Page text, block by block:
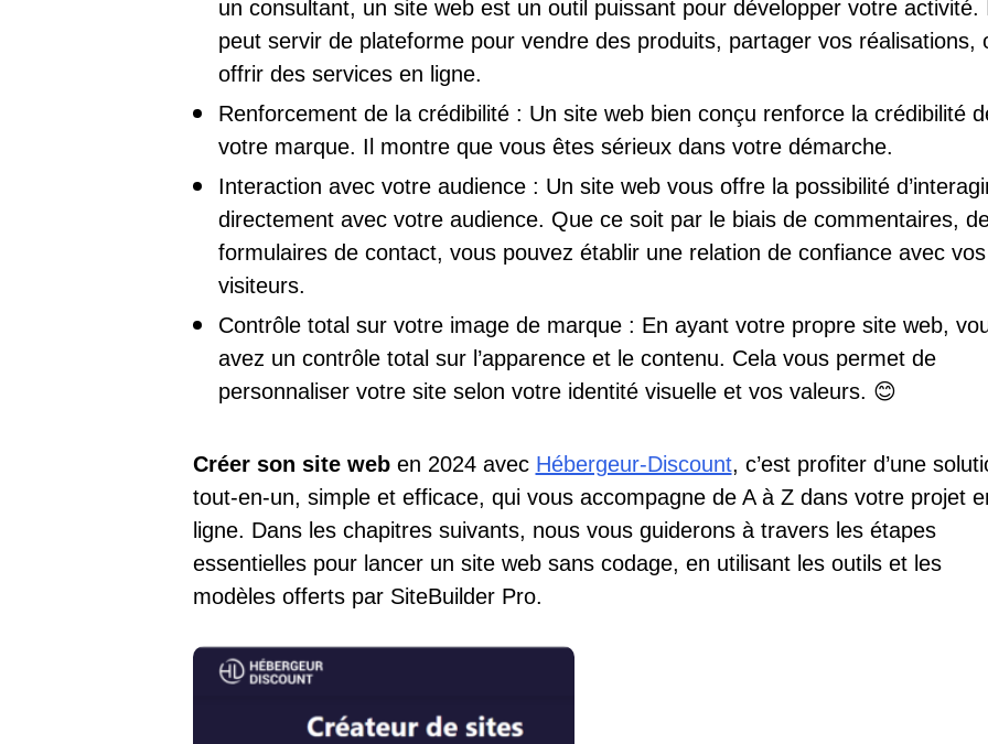
un consultant, un site web est un outil puissant pour développer votre activité.
peut servir de plateforme pour vendre des produits, partager vos réalisations,
offrir des services en ligne.
Renforcement de la crédibilité : Un site web bien conçu renforce la crédibilité
votre marque. Il montre que vous êtes sérieux dans votre démarche.
Interaction avec votre audience : Un site web vous offre la possibilité
directement avec votre audience. Que ce soit par le biais de commentaires,
formulaires de contact, vous pouvez établir une relation de confiance avec vos
visiteurs.
Contrôle total sur votre image de marque : En ayant votre propre site web,
avez un contrôle total sur l’apparence et le contenu. Cela vous permet de
personnaliser votre site selon votre identité visuelle et vos valeurs. 😊
Créer son site weben 2024 avec Hébergeur-Discount, c’est profiter d’une
tout-en-un, simple et efficace, qui vous accompagne de A à Z dans votre projet
ligne. Dans les chapitres suivants, nous vous guiderons à travers les étapes
essentielles pour lancer un site web sans codage, en utilisant les outils et les
modèles offerts par SiteBuilder Pro.